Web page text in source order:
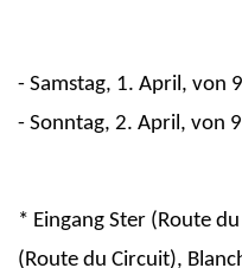
- Samstag, 1. April, von
- Sonntag, 2. April, von
* Eingang Ster (Route
(Route du Circuit),